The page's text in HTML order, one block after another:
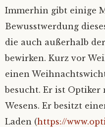
Immerhin gibt einige
Bewusstwerdung
die auch außerhalb
bewirken. Kurz vor
einen
besucht. Er ist Optiker
Wesens. Er besitzt
Laden (https://